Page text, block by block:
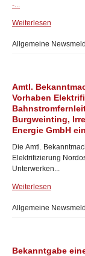
-...
Weiterlesen
Allgemeine
Amtl.
Vorhaben
Burgweinting,
Energie GmbH
Die Amtl.
Elektrifizierung
Unterwerken...
Weiterlesen
Allgemeine
Bekanntgabe